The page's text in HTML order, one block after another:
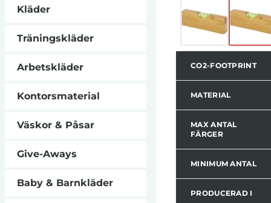
Kläder
Träningskläder
Arbetskläder
Kontorsmaterial
Väskor & Påsar
Give-Aways
Baby & Barnkläder
CO2-FOOTPRINT
MATERIAL
MAX ANTAL
FÄRGER
MINIMUM ANTAL
PRODUCERAD I